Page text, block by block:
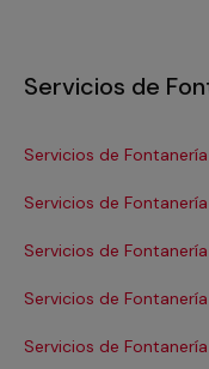
Servicios de
Servicios de
Servicios de
Servicios de
Servicios de
Servicios de